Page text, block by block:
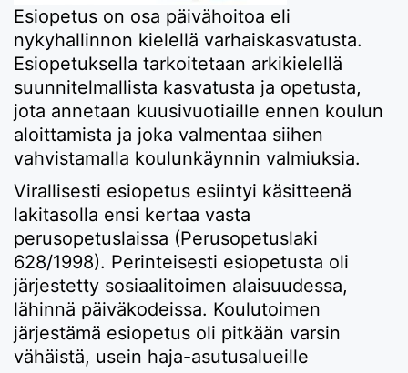
Esiopetus on osa päivähoitoa eli
nykyhallinnon kielellä varhaiskasvatusta.
Esiopetuksella tarkoitetaan arkikielellä
suunnitelmallista kasvatusta ja opetusta,
jota annetaan kuusivuotiaille ennen koulun
aloittamista ja joka valmentaa siihen
vahvistamalla koulunkäynnin valmiuksia.
Virallisesti esiopetus esiintyi käsitteenä
lakitasolla ensi kertaa vasta
perusopetuslaissa (Perusopetuslaki
628/1998). Perinteisesti esiopetusta oli
järjestetty sosiaalitoimen alaisuudessa,
lähinnä päiväkodeissa. Koulutoimen
järjestämä esiopetus oli pitkään varsin
vähäistä, usein haja-asutusalueille